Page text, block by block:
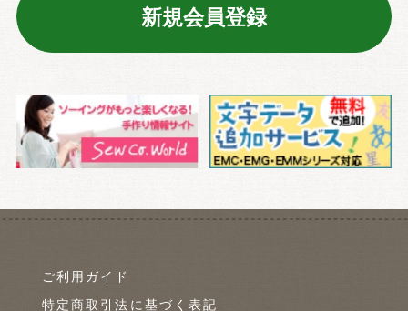
ご利用ガイド
特定商取引法に基づく表記